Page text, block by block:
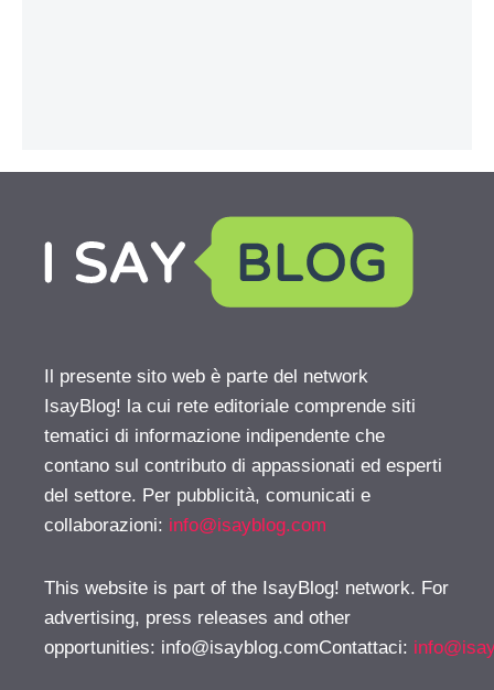
Il presente sito web è parte del network
IsayBlog! la cui rete editoriale comprende siti
tematici di informazione indipendente che
contano sul contributo di appassionati ed esperti
del settore. Per pubblicità, comunicati e
collaborazioni: info@isayblog.com
This website is part of the IsayBlog! network. For
advertising, press releases and other
opportunities: info@isayblog.comContattaci: